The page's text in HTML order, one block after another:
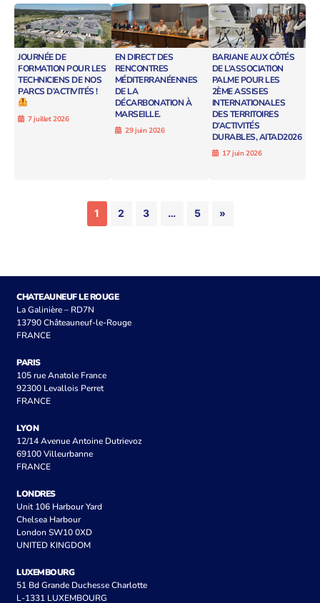
JOURNÉE DE
FORMATION POUR LES
TECHNICIENS DE NOS
PARCS D’ACTIVITÉS !
7 juillet 2026
EN DIRECT DES
RENCONTRES
MÉDITERRANÉENNES
DE LA
DÉCARBONATION À
MARSEILLE.
29 juin 2026
BARJANE AUX CÔTÉS
DE L’ASSOCIATION
PALME POUR LES
2ÈME ASSISES
INTERNATIONALES
DES TERRITOIRES
D’ACTIVITÉS
DURABLES, AITAD2026
17 juin 2026
1 2 3 … 5 »
CHATEAUNEUF LE ROUGE
La Galinière – RD7N
13790 Châteauneuf-le-Rouge
FRANCE
PARIS
105 rue Anatole France
92300 Levallois Perret
FRANCE
LYON
12/14 Avenue Antoine Dutrievoz
69100 Villeurbanne
FRANCE
LONDRES
Unit 106 Harbour Yard
Chelsea Harbour
London SW10 0XD
UNITED KINGDOM
LUXEMBOURG
51 Bd Grande Duchesse Charlotte
L-1331 LUXEMBOURG